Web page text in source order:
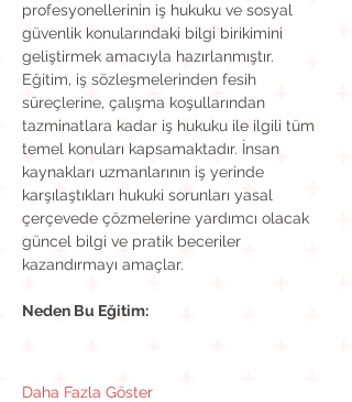
profesyonellerinin iş hukuku ve sosyal
güvenlik konularındaki bilgi birikimini
geliştirmek amacıyla hazırlanmıştır.
Eğitim, iş sözleşmelerinden fesih
süreçlerine, çalışma koşullarından
tazminatlara kadar iş hukuku ile ilgili tüm
temel konuları kapsamaktadır. İnsan
kaynakları uzmanlarının iş yerinde
karşılaştıkları hukuki sorunları yasal
çerçevede çözmelerine yardımcı olacak
güncel bilgi ve pratik beceriler
kazandırmayı amaçlar.
Neden Bu Eğitim:
Daha Fazla Göster